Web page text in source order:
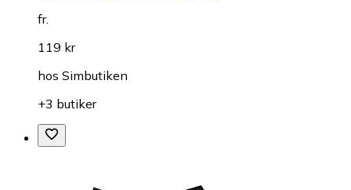
fr.
119 kr
hos Simbutiken
+3 butiker